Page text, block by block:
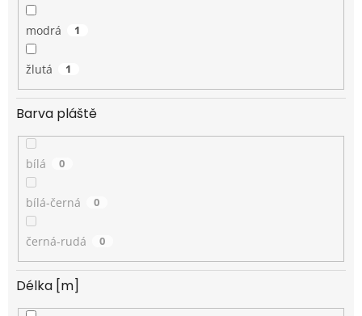
modrá 1
žlutá 1
Barva pláště
bílá 0
bílá-černá 0
černá-rudá 0
Délka [m]